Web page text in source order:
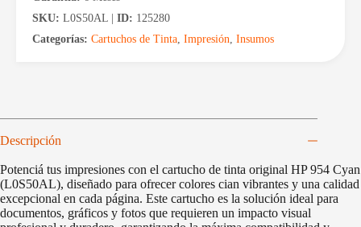
SKU: L0S50AL | ID: 125280
Categorías: Cartuchos de Tinta Impresión Insumos
Descripción
Potenciá tus impresiones con el cartucho de tinta original HP 954 Cyan
(L0S50AL), diseñado para ofrecer colores cian vibrantes y una calidad
excepcional en cada página. Este cartucho es la solución ideal para
documentos, gráficos y fotos que requieren un impacto visual